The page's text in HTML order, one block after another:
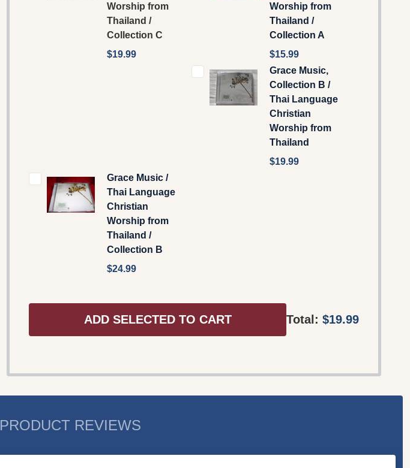
Worship from
Thailand /
Collection C
$19.99
Worship from
Thailand /
Collection A
$15.99
Grace Music,
Collection B /
Thai Language
Christian
Worship from
Thailand
$19.99
Grace Music /
Thai Language
Christian
Worship from
Thailand /
Collection B
$24.99
ADD SELECTED TO CART Total: $19.99
PRODUCT REVIEWS